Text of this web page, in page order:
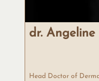
dr. Angeline
Head Doctor of